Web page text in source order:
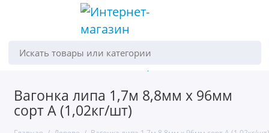
Искать товары или категории
Вагонка липа 1,7м 8,8мм х 96мм
сорт А (1,02кг/шт)